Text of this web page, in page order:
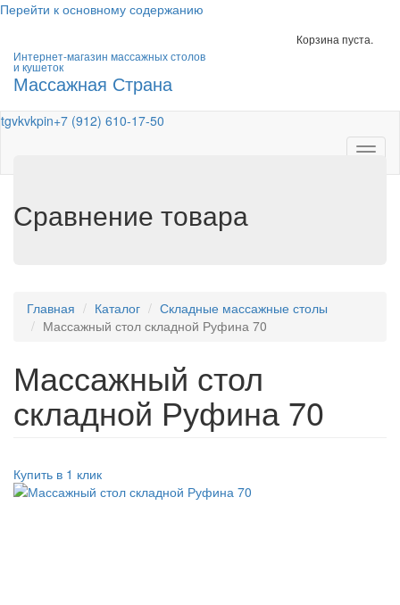
Перейти к основному содержанию
Интернет-магазин массажных столов
и кушеток
Массажная Страна
Корзина пуста.
tgvkvkpin+7 (912) 610-17-50
Сравнение товара
Главная Каталог
Складные массажные столы
Массажный стол складной Руфина 70
Массажный стол
складной Руфина 70
Купить в 1 клик